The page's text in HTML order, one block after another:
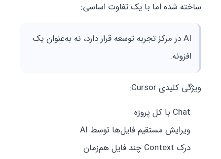
ساخته شده اما با یک تفاوت اساسی:
AI در مرکز تجربه توسعه قرار دارد، نه به‌عنوان یک
افزونه.
ویژگی کلیدی Cursor:
Chat با کل پروژه
ویرایش مستقیم فایل‌ها توسط AI
درک Context چند فایل هم‌زمان